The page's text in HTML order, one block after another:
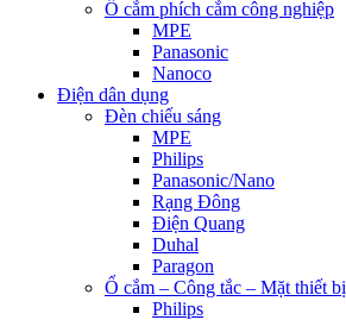
Ổ cắm phích cắm công nghiệp
MPE
Panasonic
Nanoco
Điện dân dụng
Đèn chiếu sáng
MPE
Philips
Panasonic/Nano
Rạng Đông
Điện Quang
Duhal
Paragon
Ổ cắm – Công tắc – Mặt thiết bị
Philips